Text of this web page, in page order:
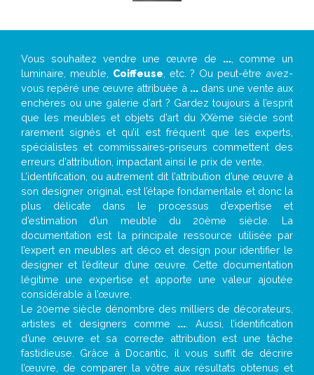
Vous souhaitez vendre une œuvre de ..., comme un
luminaire, meuble, Coiffeuse , etc. ? Ou peut-être avez-
vous repéré une œuvre attribuée à ...dans une vente aux
enchères ou une galerie d’art ? Gardez toujours à l’esprit
que les meubles et objets d’art du XXème siècle sont
rarement signés et qu’il est fréquent que les experts,
spécialistes et commissaires-priseurs commettent des
erreurs d’attribution, impactant ainsi le prix de vente.
L’identification, ou autrement dit l’attribution d’une œuvre à
son designer original, est l’étape fondamentale et donc la
plus délicate dans le processus d’expertise et
d’estimation d’un meuble du 20ème siècle. La
documentation est la principale ressource utilisée par
l’expert en meubles art déco et design pour identifier le
designer et l’éditeur d’une œuvre. Cette documentation
légitime une expertise et apporte une valeur ajoutée
considérable à l’œuvre.
Le 20eme siècle dénombre des milliers de décorateurs,
artistes et designers comme ... . Aussi, l’identification
d’une œuvre et sa correcte attribution est une tâche
fastidieuse. Grâce à Docantic, il vous suffit de décrire
l’œuvre, de comparer la vôtre aux résultats obtenus et